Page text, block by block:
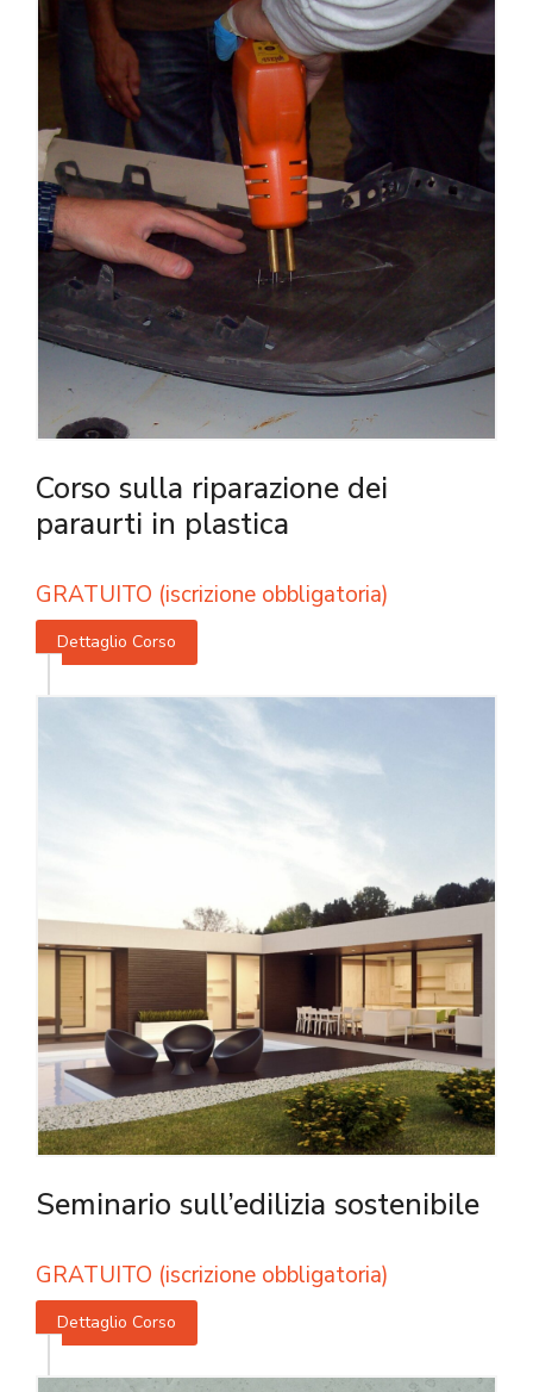
Corso sulla riparazione dei
paraurti in plastica
GRATUITO (iscrizione obbligatoria)
Dettaglio Corso
Seminario sull’edilizia sostenibile
GRATUITO (iscrizione obbligatoria)
Dettaglio Corso